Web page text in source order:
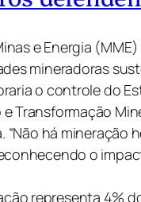
e Energia
mineradoras
o controle do
Transformação
há
o
representa 4%